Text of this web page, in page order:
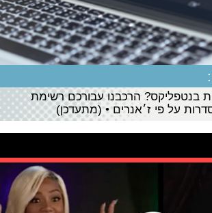
בנטפליקס? הרכבנו עבורכם רשימת
על פי ז׳אנרים • (מתעדכן)